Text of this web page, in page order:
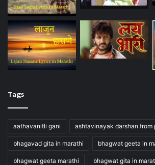
Tags
aathavanitli gani ashtavinayak darshan from
bhagavad gita in marathi bhagwat geeta in
bhagwat geeta marathi bhagwat gita in